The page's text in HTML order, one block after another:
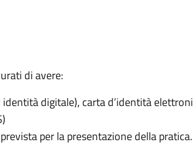
di avere:
digitale), carta d’identità
per la presentazione della pratica.